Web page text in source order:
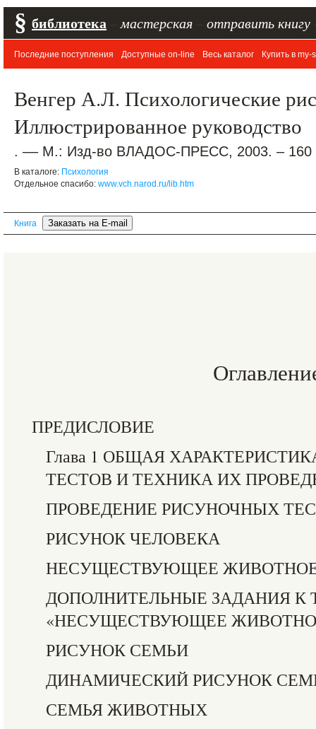
§ библиотека мастерская отправить книгу
Последние поступления Доступные on-line Весь каталог Купить в my-
Венгер А.Л. Психологические
Иллюстрированное руководство
. –– М.: Изд-во ВЛАДОС-ПРЕСС, 2003. – 160
В каталоге: Психология
Отдельное спасибо: www.vch.narod.ru/lib.htm
Книга
ПРЕДИСЛОВИЕ
Глава 1 ОБЩАЯ
ТЕСТОВ И ТЕХНИКА ИХ
ПРОВЕДЕНИЕ РИСУНОЧНЫХ
РИСУНОК ЧЕЛОВЕКА
НЕСУЩЕСТВУЮЩЕЕ
ДОПОЛНИТЕЛЬНЫЕ ЗАДАНИЯ К
«НЕСУЩЕСТВУЮЩЕЕ
РИСУНОК СЕМЬИ
ДИНАМИЧЕСКИЙ РИСУНОК
СЕМЬЯ ЖИВОТНЫХ